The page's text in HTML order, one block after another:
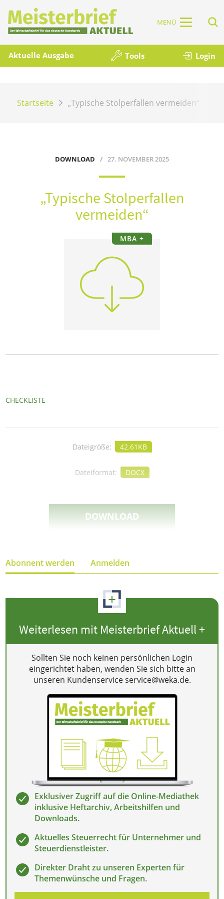
MENÜ
Aktuelle Ausgabe Tools Login
Startseite „Typische Stolperfallen vermeiden“
DOWNLOAD 27. NOVEMBER 2025
„Typische Stolperfallen
vermeiden“
MBA +
CHECKLISTE
Dateigröße: 42.61KB
Dateiformat: DOCX
DOWNLOAD
Abonnent werden Anmelden
+
Weiterlesen mit Meisterbrief Aktuell +
Sollten Sie noch keinen persönlichen Login
eingerichtet haben, wenden Sie sich bitte an
unseren Kundenservice service@weka.de.
Exklusiver Zugriff auf die Online-Mediathek
inklusive Heftarchiv, Arbeitshilfen und
Downloads.
Aktuelles Steuerrecht für Unternehmer und
Steuerdienstleister.
Direkter Draht zu unseren Experten für
Themenwünsche und Fragen.